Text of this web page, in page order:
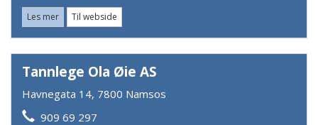
Les mer Til webside
Tannlege Ola Øie AS
Havnegata 14, 7800 Namsos
909 69 297